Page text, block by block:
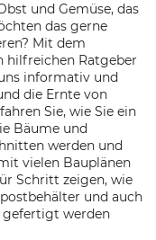
und Gemüse, das
das gerne
Mit dem
hilfreichen Ratgeber
informativ und
die Ernte von
Sie, wie Sie ein
Bäume und
werden und
vielen Bauplänen
Schritt zeigen, wie
und auch
gefertigt werden